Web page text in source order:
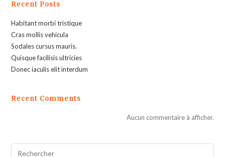
Recent Posts
Habitant morbi tristique
Cras mollis vehicula
Sodales cursus mauris.
Quisque facilisis ultricies
Donec iaculis elit interdum
Recent Comments
Aucun commentaire à afficher.